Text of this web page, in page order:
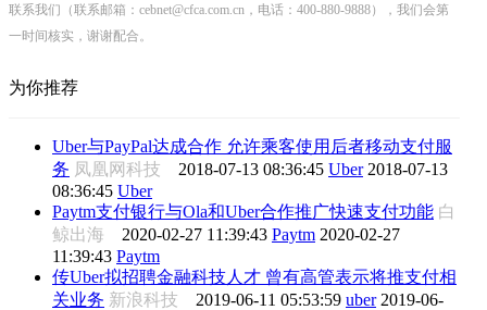
联系我们（联系邮箱：cebnet@cfca.com.cn，电话：400-880-9888），我们会第
一时间核实，谢谢配合。
为你推荐
Uber与PayPal达成合作 允许乘客使用后者移动支付服
务 凤凰网科技 2018-07-13 08:36:45 Uber 2018-07-13
08:36:45 Uber
Paytm支付银行与Ola和Uber合作推广快速支付功能 白
鲸出海 2020-02-27 11:39:43 Paytm 2020-02-27
11:39:43 Paytm
传Uber拟招聘金融科技人才 曾有高管表示将推支付相
关业务 新浪科技 2019-06-11 05:53:59 uber 2019-06-